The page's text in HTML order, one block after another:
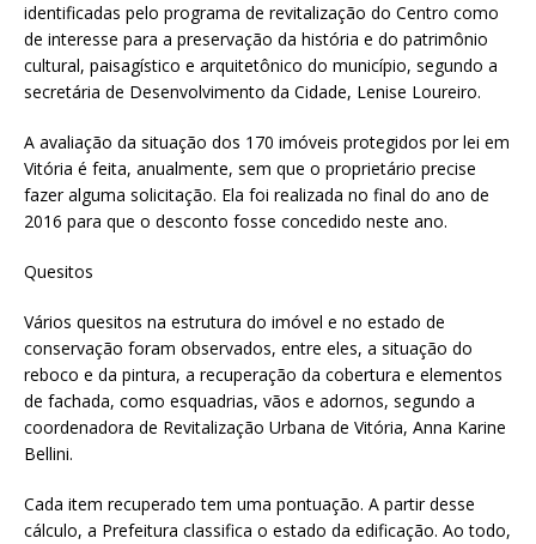
identificadas pelo programa de revitalização do Centro como
de interesse para a preservação da história e do patrimônio
cultural, paisagístico e arquitetônico do município, segundo a
secretária de Desenvolvimento da Cidade, Lenise Loureiro.
A avaliação da situação dos 170 imóveis protegidos por lei em
Vitória é feita, anualmente, sem que o proprietário precise
fazer alguma solicitação. Ela foi realizada no final do ano de
2016 para que o desconto fosse concedido neste ano.
Quesitos
Vários quesitos na estrutura do imóvel e no estado de
conservação foram observados, entre eles, a situação do
reboco e da pintura, a recuperação da cobertura e elementos
de fachada, como esquadrias, vãos e adornos, segundo a
coordenadora de Revitalização Urbana de Vitória, Anna Karine
Bellini.
Cada item recuperado tem uma pontuação. A partir desse
cálculo, a Prefeitura classifica o estado da edificação. Ao todo,